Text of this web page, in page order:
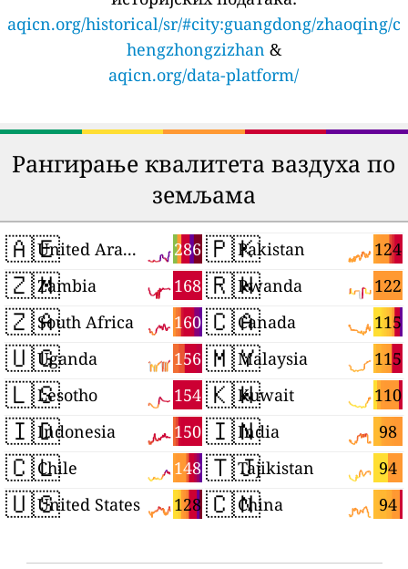
aqicn.org/historical/sr/#city:guangdong/zhaoqing/c
hengzhongzizhan &
aqicn.org/data-platform/
Рангирање квалитета ваздуха по
земљама
🇦🇪 286
United Arab Emirates
🇿🇲 168
Zambia
🇿🇦 160
South Africa
🇺🇬 156
Uganda
🇱🇸 154
Lesotho
🇮🇩 150
Indonesia
🇨🇱 148
Chile
🇺🇸 128
United States
🇵🇰 124
Pakistan
🇷🇼 122
Rwanda
🇨🇦 115
Canada
🇲🇾 115
Malaysia
🇰🇼 110
Kuwait
🇮🇳 98
India
🇹🇯 94
Tajikistan
🇨🇳 94
China